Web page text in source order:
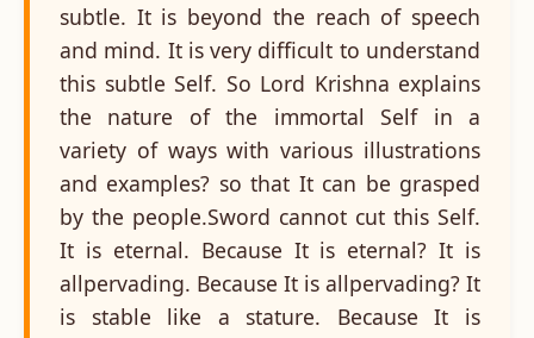
subtle. It is beyond the reach of speech
and mind. It is very difficult to understand
this subtle Self. So Lord Krishna explains
the nature of the immortal Self in a
variety of ways with various illustrations
and examples? so that It can be grasped
by the people.Sword cannot cut this Self.
It is eternal. Because It is eternal? It is
allpervading. Because It is allpervading? It
is stable like a stature. Because It is